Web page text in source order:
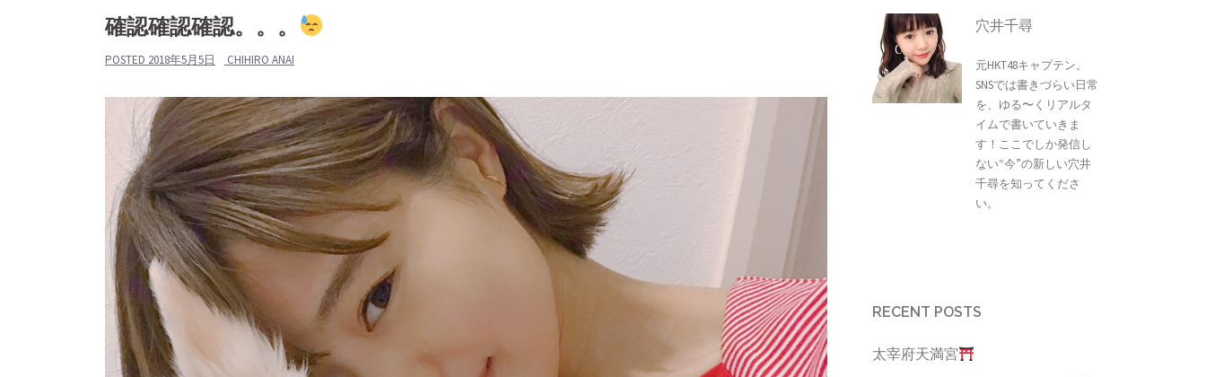
確認確認確認。。。
POSTED 2018年5月5日 CHIHIRO ANAI
穴井千尋
元HKT48キャプテン。
SNSでは書きづらい日常
を、ゆる〜くリアルタ
イムで書いていきま
す！ここでしか発信し
ない“今”の新しい穴井
千尋を知ってくださ
い。
RECENT POSTS
太宰府天満宮